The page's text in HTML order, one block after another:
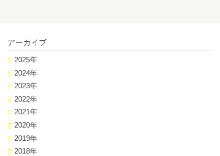
アーカイブ
2025年
2024年
2023年
2022年
2021年
2020年
2019年
2018年